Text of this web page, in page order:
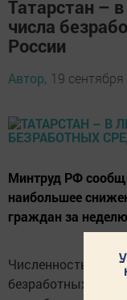
Татарстан –
числа
России
Автор, 19
Минтруд РФ
наибольшее
граждан за
Численность
безработных